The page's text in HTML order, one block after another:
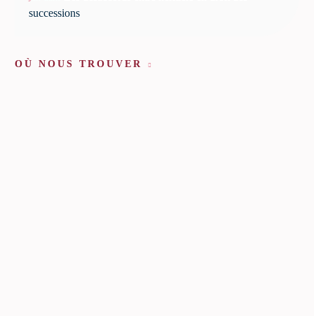
successions
OÙ NOUS TROUVER